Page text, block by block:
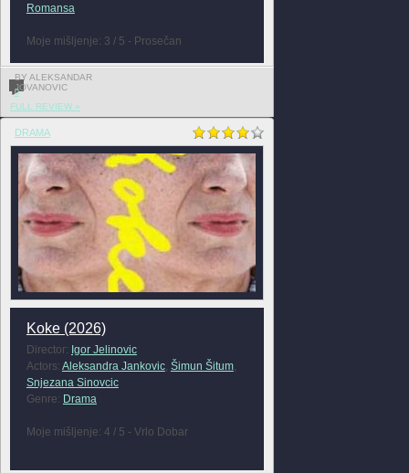
Romansa
Moje mišljenje: 3 / 5 - Prosečan
BY ALEKSANDAR
JOVANOVIC
0
FULL REVIEW »
DRAMA
Koke (2026)
Director: Igor Jelinovic
Actors: Aleksandra Jankovic, Šimun Šitum,
Snjezana Sinovcic
Genre: Drama
Moje mišljenje: 4 / 5 - Vrlo Dobar